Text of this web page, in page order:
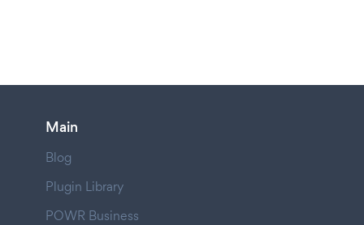
Main
Blog
Plugin Library
POWR Business